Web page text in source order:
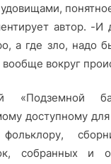
автор. -И
а где зло, надо
вообще вокруг
«Подземной
доступному
собранных и